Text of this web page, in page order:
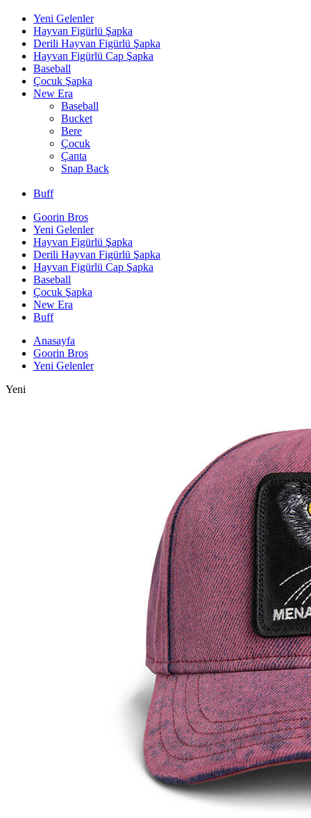
Yeni Gelenler
Hayvan Figürlü Şapka
Derili Hayvan Figürlü Şapka
Hayvan Figürlü Cap Şapka
Baseball
Çocuk Şapka
New Era
Baseball
Bucket
Bere
Çocuk
Çanta
Snap Back
Buff
Goorin Bros
Yeni Gelenler
Hayvan Figürlü Şapka
Derili Hayvan Figürlü Şapka
Hayvan Figürlü Cap Şapka
Baseball
Çocuk Şapka
New Era
Buff
Anasayfa
Goorin Bros
Yeni Gelenler
Yeni